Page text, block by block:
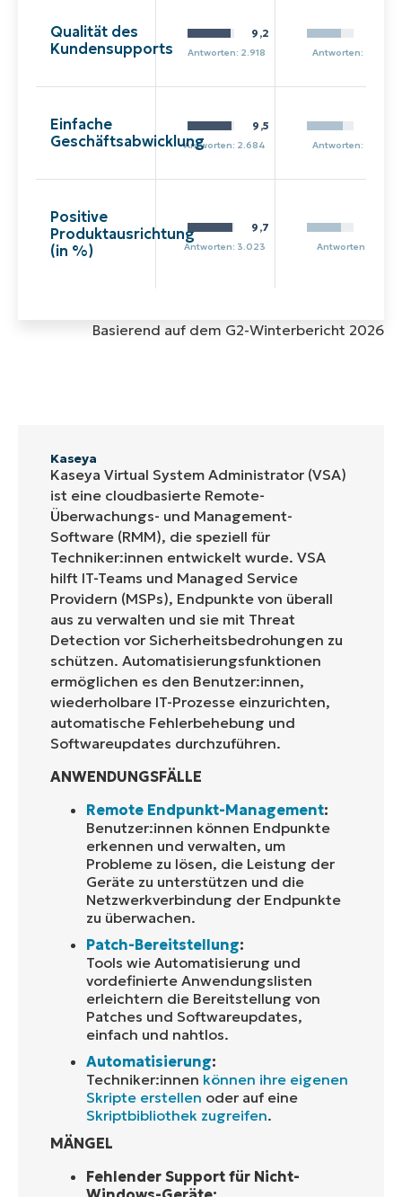
Qualität des
Kundensupports
9,2
Antworten: 2.918 Antworten: 243
Einfache
Geschäftsabwicklung
9,5
Antworten: 2.684 Antworten: 208
Positive
Produktausrichtung
(in %)
9,7
Antworten: 3.023 Antworten: 351
Basierend auf dem G2-Winterbericht 2026
Kaseya
Kaseya Virtual System Administrator (VSA)
ist eine cloudbasierte Remote-
Überwachungs- und Management-
Software (RMM), die speziell für
Techniker:innen entwickelt wurde. VSA
hilft IT-Teams und Managed Service
Providern (MSPs), Endpunkte von überall
aus zu verwalten und sie mit Threat
Detection vor Sicherheitsbedrohungen zu
schützen. Automatisierungsfunktionen
ermöglichen es den Benutzer:innen,
wiederholbare IT-Prozesse einzurichten,
automatische Fehlerbehebung und
Softwareupdates durchzuführen.
ANWENDUNGSFÄLLE
Remote Endpunkt-Management:
Benutzer:innen können Endpunkte
erkennen und verwalten, um
Probleme zu lösen, die Leistung der
Geräte zu unterstützen und die
Netzwerkverbindung der Endpunkte
zu überwachen.
Patch-Bereitstellung:
Tools wie Automatisierung und
vordefinierte Anwendungslisten
erleichtern die Bereitstellung von
Patches und Softwareupdates,
einfach und nahtlos.
Automatisierung:
Techniker:innen können ihre eigenen
Skripte erstellen oder auf eine
Skriptbibliothek zugreifen.
MÄNGEL
Fehlender Support für Nicht-